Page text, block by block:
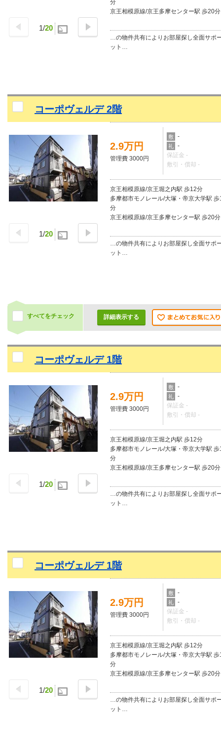
1/20
分
京王相模原線/京王多摩センター駅 歩20分
…の物件共有によりお部屋探し全面サポ
ット…
コーポヴェルデ 2階
1/20
2.9万円
管理費 3000円
敷 -
礼
-
保証金 -
敷引・償却 -
京王相模原線/京王堀之内駅 歩12分
多摩都市モノレール/大塚・帝京大学駅 歩
分
京王相模原線/京王多摩センター駅 歩20分
…の物件共有によりお部屋探し全面サポ
ット…
すべてをチェック 詳細表示する
コーポヴェルデ 1階
1/20
2.9万円
管理費 3000円
敷 -
礼
-
保証金 -
敷引・償却 -
京王相模原線/京王堀之内駅 歩12分
多摩都市モノレール/大塚・帝京大学駅 歩
分
京王相模原線/京王多摩センター駅 歩20分
…の物件共有によりお部屋探し全面サポ
ット…
コーポヴェルデ 1階
1/20
2.9万円
管理費 3000円
敷 -
礼
-
保証金 -
敷引・償却 -
京王相模原線/京王堀之内駅 歩12分
多摩都市モノレール/大塚・帝京大学駅 歩
分
京王相模原線/京王多摩センター駅 歩20分
…の物件共有によりお部屋探し全面サポ
ット…